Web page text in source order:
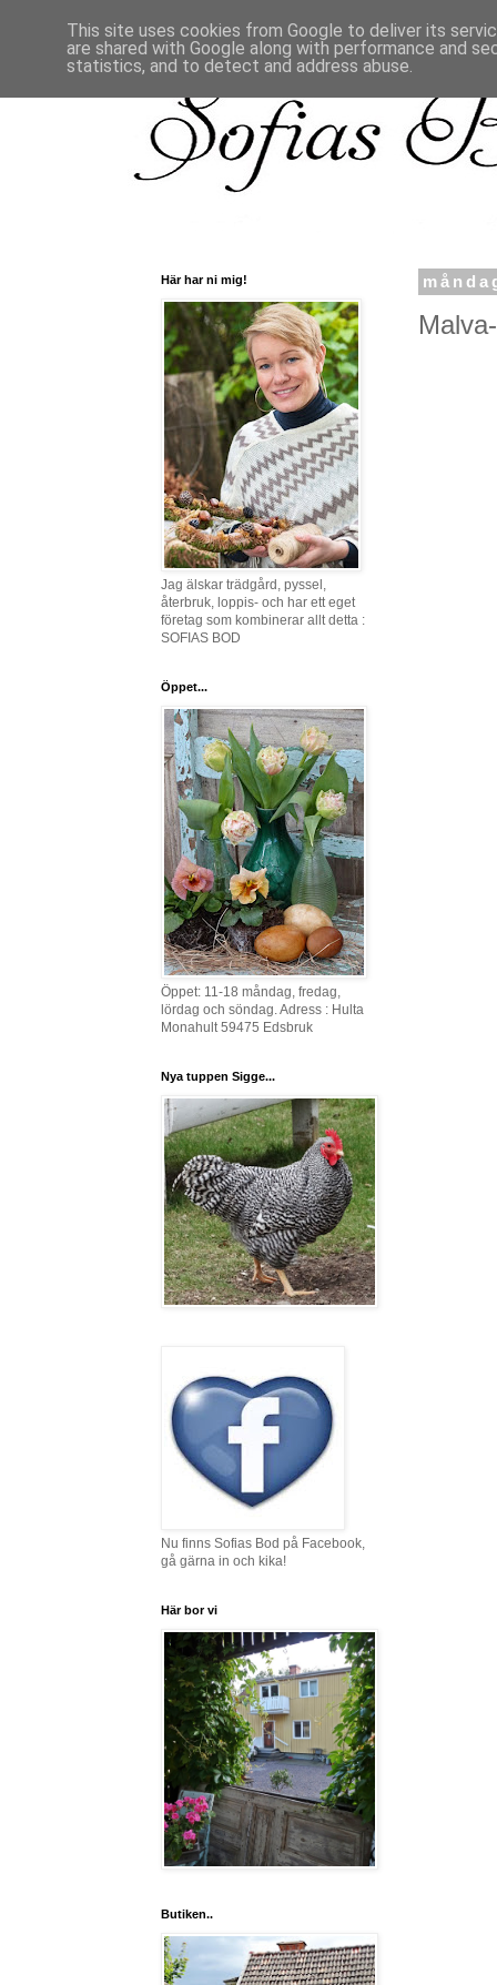
Här har ni mig!
Jag älskar trädgård, pyssel,
återbruk, loppis- och har ett eget
företag som kombinerar allt detta :
SOFIAS BOD
Öppet...
Öppet: 11-18 måndag, fredag,
lördag och söndag. Adress : Hulta
Monahult 59475 Edsbruk
Nya tuppen Sigge...
Nu finns Sofias Bod på Facebook,
gå gärna in och kika!
Här bor vi
Butiken..
This site uses cookies from Google to deliver its
are shared with Google along with performance and
statistics, and to detect and address abuse.